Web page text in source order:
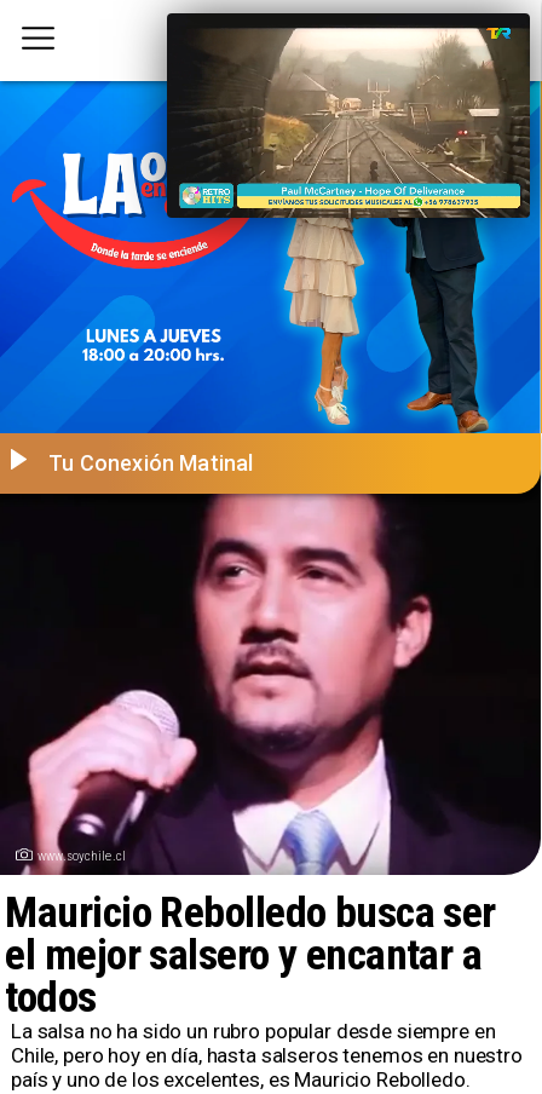
www.soychile.cl
Mauricio Rebolledo busca ser
el mejor salsero y encantar a
todos
Tu Conexión Matinal
La salsa no ha sido un rubro popular desde siempre en
Chile, pero hoy en día, hasta salseros tenemos en nuestro
país y uno de los excelentes, es Mauricio Rebolledo.